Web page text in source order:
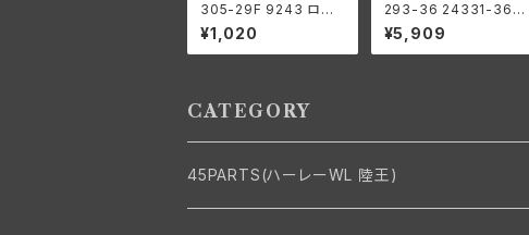
305-29F 9243 ロー
ラー 右側 コンロッド用
+0004 オーバーサイズ
12個入り ハーレーダビ
¥1,020
293-36 24331-36
ピストンピンブッシング
2個組
¥5,909
CATEGORY
45PARTS(ハーレーWL 陸王)